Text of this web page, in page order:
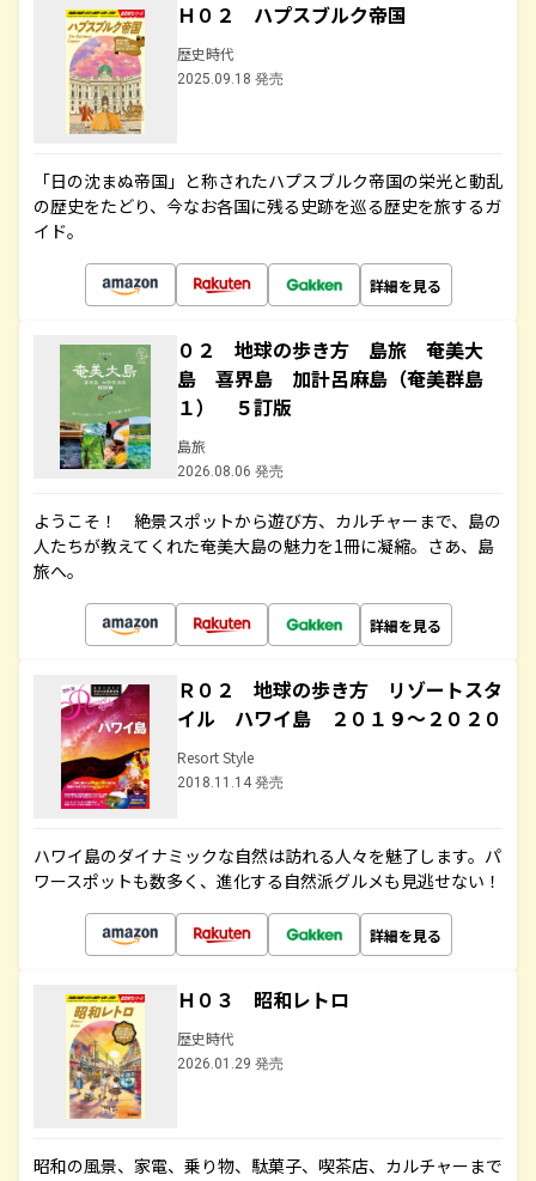
Ｈ０２ ハプスブルク帝国
歴史時代
2025.09.18 発売
「日の沈まぬ帝国」と称されたハプスブルク帝国の栄光と動乱
の歴史をたどり、今なお各国に残る史跡を巡る歴史を旅するガ
イド。
詳細を見る
０２ 地球の歩き方 島旅 奄美大
島 喜界島 加計呂麻島（奄美群島
１） ５訂版
島旅
2026.08.06 発売
ようこそ！ 絶景スポットから遊び方、カルチャーまで、島の
人たちが教えてくれた奄美大島の魅力を1冊に凝縮。さあ、島
旅へ。
詳細を見る
Ｒ０２ 地球の歩き方 リゾートスタ
イル ハワイ島 ２０１９～２０２０
Resort Style
2018.11.14 発売
ハワイ島のダイナミックな自然は訪れる人々を魅了します。パ
ワースポットも数多く、進化する自然派グルメも見逃せない！
詳細を見る
Ｈ０３ 昭和レトロ
歴史時代
2026.01.29 発売
昭和の風景、家電、乗り物、駄菓子、喫茶店、カルチャーまで